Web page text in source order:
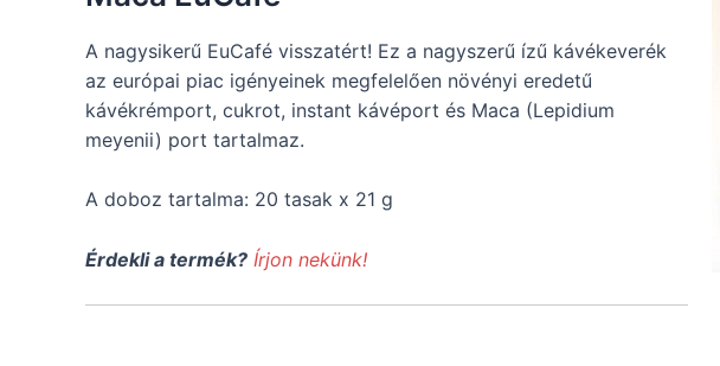
A nagysikerű EuCafé visszatért! Ez a nagyszerű ízű kávékeverék
az európai piac igényeinek megfelelően növényi eredetű
kávékrémport, cukrot, instant kávéport és Maca (Lepidium
meyenii) port tartalmaz.
A doboz tartalma: 20 tasak x 21 g
Érdekli a termék? Írjon nekünk!